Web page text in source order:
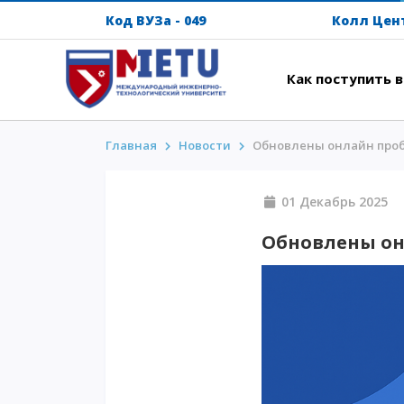
АБИТУРИЕНТАМ
Сценарии поступления-2026
Код ВУЗа - 049 Колл
Как поступить в
Главная Новости Обновлены онлайн
01 Декабрь
Обновлены